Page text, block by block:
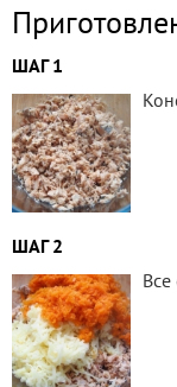
ШАГ 1
ШАГ 2
Все